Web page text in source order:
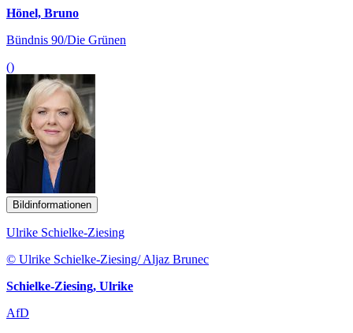
Hönel, Bruno
Bündnis 90/Die Grünen
()
Bildinformationen
Ulrike Schielke-Ziesing
© Ulrike Schielke-Ziesing/ Aljaz Brunec
Schielke-Ziesing, Ulrike
AfD